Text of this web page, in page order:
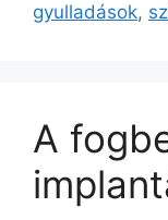
gyulladások,
A